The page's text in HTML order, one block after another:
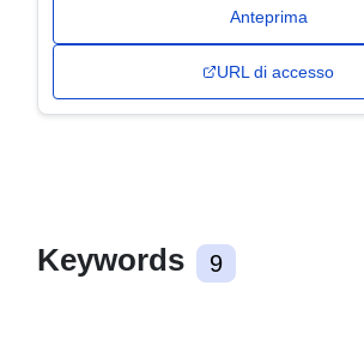
Anteprima
URL di accesso
Keywords 9